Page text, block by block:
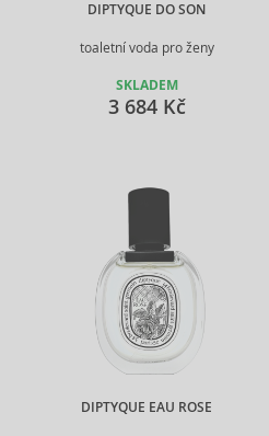
DIPTYQUE DO SON
toaletní voda pro ženy
SKLADEM
3 684 Kč
DIPTYQUE EAU ROSE